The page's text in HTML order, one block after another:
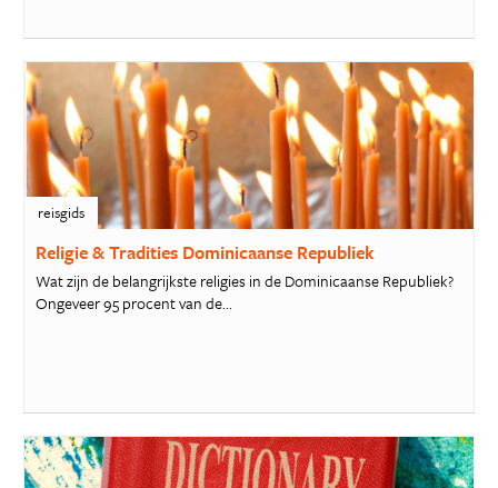
reisgids
Religie & Tradities Dominicaanse Republiek
Wat zijn de belangrijkste religies in de Dominicaanse Republiek?
Ongeveer 95 procent van de...